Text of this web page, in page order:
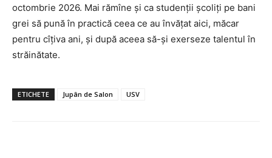
octombrie 2026. Mai rămîne și ca studenții școliți pe bani
grei să pună în practică ceea ce au învățat aici, măcar
pentru cîțiva ani, și după aceea să-și exerseze talentul în
străinătate.
ETICHETE Jupân de Salon USV